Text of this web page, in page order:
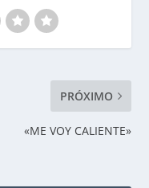
PRÓXIMO
«ME VOY CALIENTE»